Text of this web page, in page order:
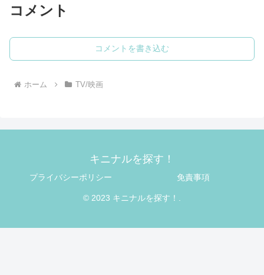
コメント
コメントを書き込む
ホーム TV/映画
キニナルを探す！
プライバシーポリシー 免責事項
© 2023 キニナルを探す！.